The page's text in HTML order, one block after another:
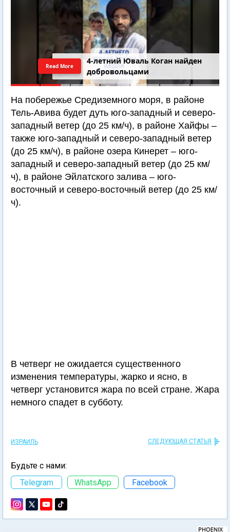
4-летний Юваль Коган найден
добровольцами
Read More
На побережье Средиземного моря, в районе
Тель-Авива будет дуть юго-западный и северо-
западный ветер (до 25 км/ч), в районе Хайфы –
также юго-западный и северо-западный ветер
(до 25 км/ч), в районе озера Кинерет – юго-
западный и северо-западный ветер (до 25 км/
ч), в районе Эйлатского залива – юго-
восточный и северо-восточный ветер (до 25 км/
ч).
В четверг не ожидается существенного
изменения температуры, жарко и ясно, в
четверг установится жара по всей стране. Жара
немного спадет в субботу.
ИЗРАИЛЬ СЛЕДУЮЩАЯ СТАТЬЯ
Будьте с нами:
Telegram
WhatsApp Facebook